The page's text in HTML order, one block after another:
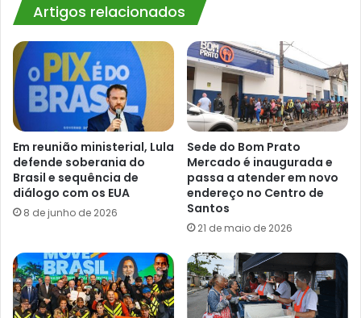
Artigos relacionados
Em reunião ministerial, Lula
defende soberania do
Brasil e sequência de
diálogo com os EUA
8 de junho de 2026
Sede do Bom Prato
Mercado é inaugurada e
passa a atender em novo
endereço no Centro de
Santos
21 de maio de 2026